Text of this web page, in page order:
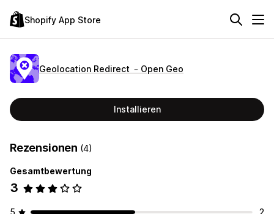
Shopify App Store
Geolocation Redirect ﹣Open Geo
Installieren
Rezensionen (4)
Gesamtbewertung
3
5
2